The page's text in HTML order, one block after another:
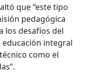
que “este tipo
pedagógica
los desafíos del
integral
como el